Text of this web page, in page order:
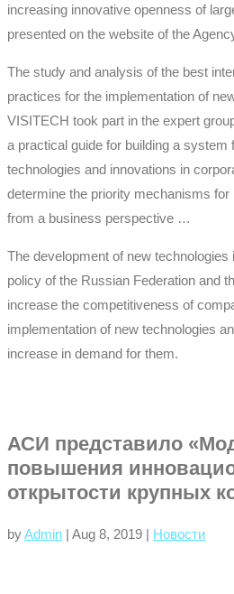
increasing innovative openness of
presented on the website of the
The study and analysis of the best
practices for the implementation of
VISITECH took part in the expert
a practical guide for building a system
technologies and innovations in
determine the priority mechanisms for
from a business perspective …
The development of new
policy of the Russian Federation and
increase the competitiveness of
implementation of new technologies
increase in demand for them.
АСИ представило
повышения
открытости крупных
byAdmin | Aug 8, 2019 | Новости